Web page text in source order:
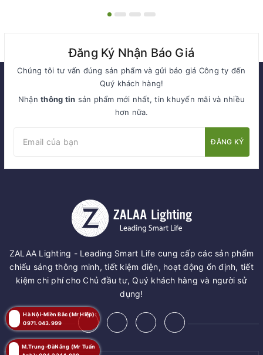
Đăng Ký Nhận Báo Giá
Chúng tôi tư vấn đúng sản phẩm và gửi báo giá Công ty đến
Quý khách hàng!
Nhậnthông tin sản phẩm mới nhất, tin khuyến mãi và nhiều
hơn nữa.
ĐĂNG KÝ
ZALAA Lighting - Leading Smart Life cung cấp các sản phẩm
chiếu sáng thông minh, tiết kiệm điện, hoạt động ổn định, tiết
kiệm chi phí cho Chủ đầu tư, Quý khách hàng và người sử
dụng!
Hà Nội-Miền Bắc (Mr Hiệp):
0971.043.999
M.Trung-ĐàNẵng (Mr Tuấn